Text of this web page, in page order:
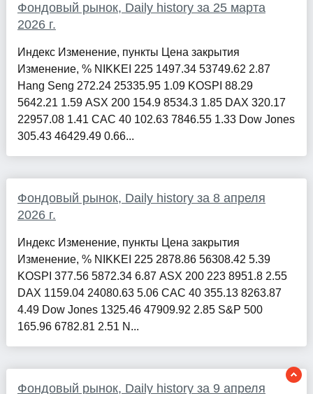
Фондовый рынок, Daily history за 25 марта
2026 г.
Индекс Изменение, пункты Цена закрытия
Изменение, % NIKKEI 225 1497.34 53749.62 2.87
Hang Seng 272.24 25335.95 1.09 KOSPI 88.29
5642.21 1.59 ASX 200 154.9 8534.3 1.85 DAX 320.17
22957.08 1.41 CAC 40 102.63 7846.55 1.33 Dow Jones
305.43 46429.49 0.66...
Фондовый рынок, Daily history за 8 апреля
2026 г.
Индекс Изменение, пункты Цена закрытия
Изменение, % NIKKEI 225 2878.86 56308.42 5.39
KOSPI 377.56 5872.34 6.87 ASX 200 223 8951.8 2.55
DAX 1159.04 24080.63 5.06 CAC 40 355.13 8263.87
4.49 Dow Jones 1325.46 47909.92 2.85 S&P 500
165.96 6782.81 2.51 N...
Фондовый рынок, Daily history за 9 апреля